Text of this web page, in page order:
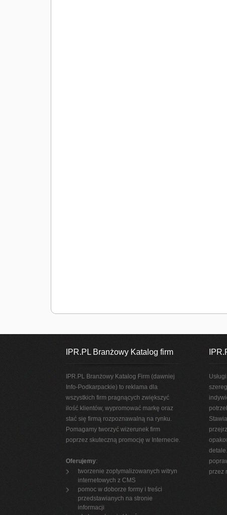
IPR.PL Branżowy Katalog firm
IPR.PL Branżowy Katalog Firm (dawniej
Info-Podkarpackie) to reklama dla
wszystkich firm pragnących zwiększyć
ilość klientów, wypromować markę oraz
stać się firmą rozpoznawalną na rynku.
Pomagamy tworzyć wizerunek firm
poprzez skuteczną promocję w Internecie.
Oferujemy:
tworzenie zoptymalizowanych witryn
internetowych z CMS
pomoc w doborze formy i treści
przedstawianych na stronie
informacji
przez